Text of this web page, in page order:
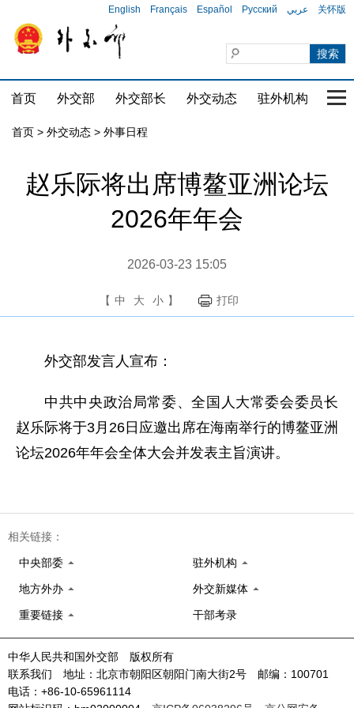
English Français Español Русский عربي 关怀版
首页 外交部 外交部长 外交动态 驻外机构 国
首页 > 外交动态 > 外事日程
赵乐际将出席博鳌亚洲论坛
2026年年会
2026-03-23 15:05
【 中 大 小 】 打印
外交部发言人宣布：
中共中央政治局常委、全国人大常委会委员长
赵乐际将于3月26日应邀出席在海南举行的博鳌亚洲
论坛2026年年会全体大会并发表主旨演讲。
相关链接：
中央部委 驻外机构
地方外办 外交新媒体
重要链接 干部考录
中华人民共和国外交部 版权所有
联系我们 地址：北京市朝阳区朝阳门南大街2号 邮编：100701
电话：+86-10-65961114